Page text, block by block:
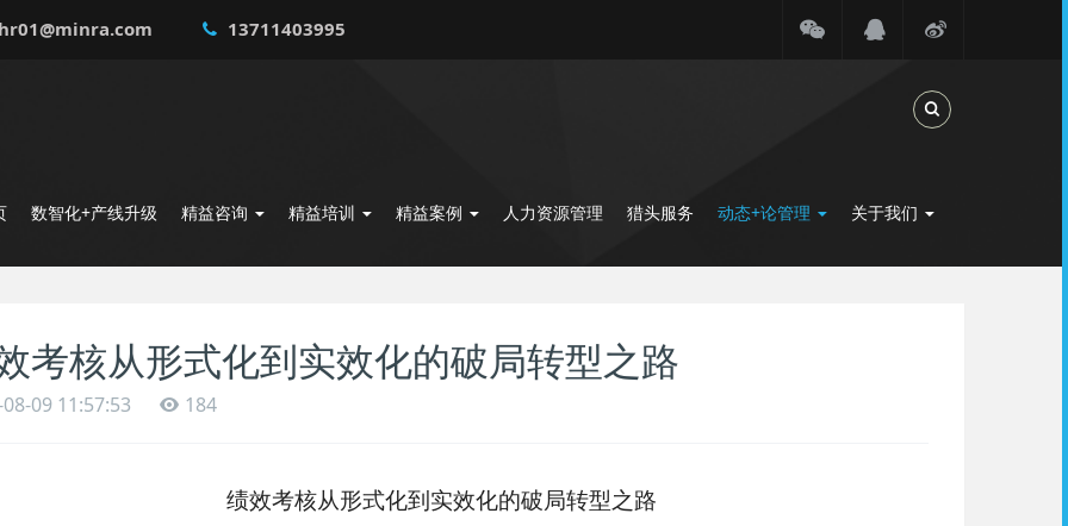
13711403995
Toggle Search
数智化+产线升级 精益咨询 精益培训 精益案例 人力资源管理 猎头服务 动态+论管理 关于我们
考核从形式化到实效化的破局转型之路
09 11:57:53 184
绩效考核从形式化到实效化的破局转型之路